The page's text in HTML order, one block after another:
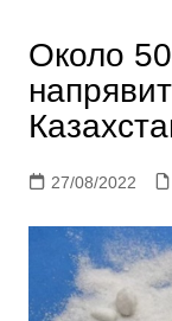
Около
27/08/2022